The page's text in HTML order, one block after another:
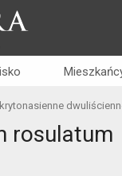
rosulatum